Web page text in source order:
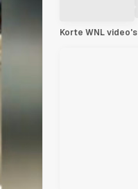
Korte WNL video's